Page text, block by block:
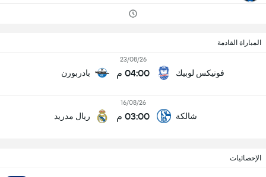
المباراة القادمة
فونيكس لوبيك
23/08/26
04:00 م بادربورن
شالكة
16/08/26
03:00 م ريال مدريد
الإحصائيات